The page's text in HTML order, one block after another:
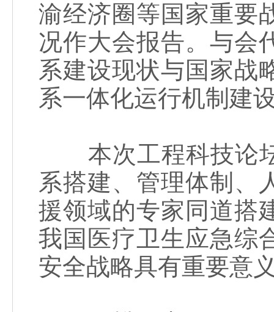
渝经济圈等国家重要
况作大会报告。与会
系建设现状与国家战
系一体化运行机制建
本次工程科技论坛
系搭建、管理体制、
援领域的专家同道搭
我国医疗卫生应急综
安全战略具有重要意